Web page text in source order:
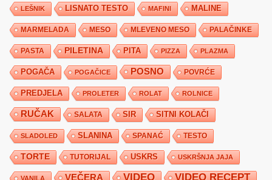
LEŠNIK LISNATO TESTO MAFINI MALINE
MARMELADA MESO MLEVENO MESO PALAČINKE
PASTA PILETINA PITA PIZZA PLAZMA
POGAČA POGAČICE POSNO POVRĆE
PREDJELA PROLETER ROLAT ROLNICE
RUČAK SALATA SIR SITNI KOLAČI
SLADOLED SLANINA SPANAĆ TESTO
TORTE TUTORIJAL USKRS USKRŠNJA JAJA
VANILA VEČERA VIDEO VIDEO RECEPT